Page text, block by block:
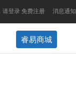
请登录 免费注册 消息通知
睿易商城